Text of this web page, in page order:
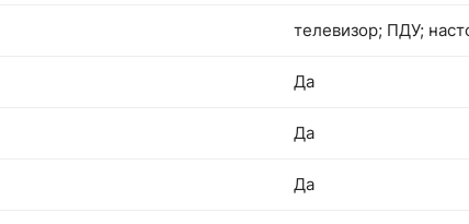
телевизор; ПДУ;
Да
Да
Да